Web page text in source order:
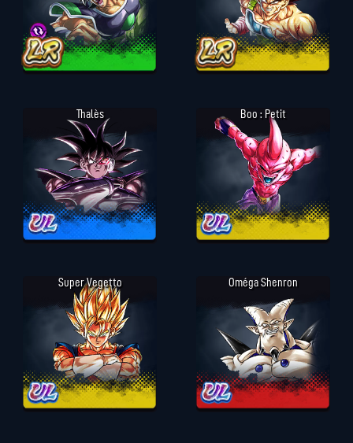
Thalès Boo : Petit
Super Vegetto Oméga Shenron